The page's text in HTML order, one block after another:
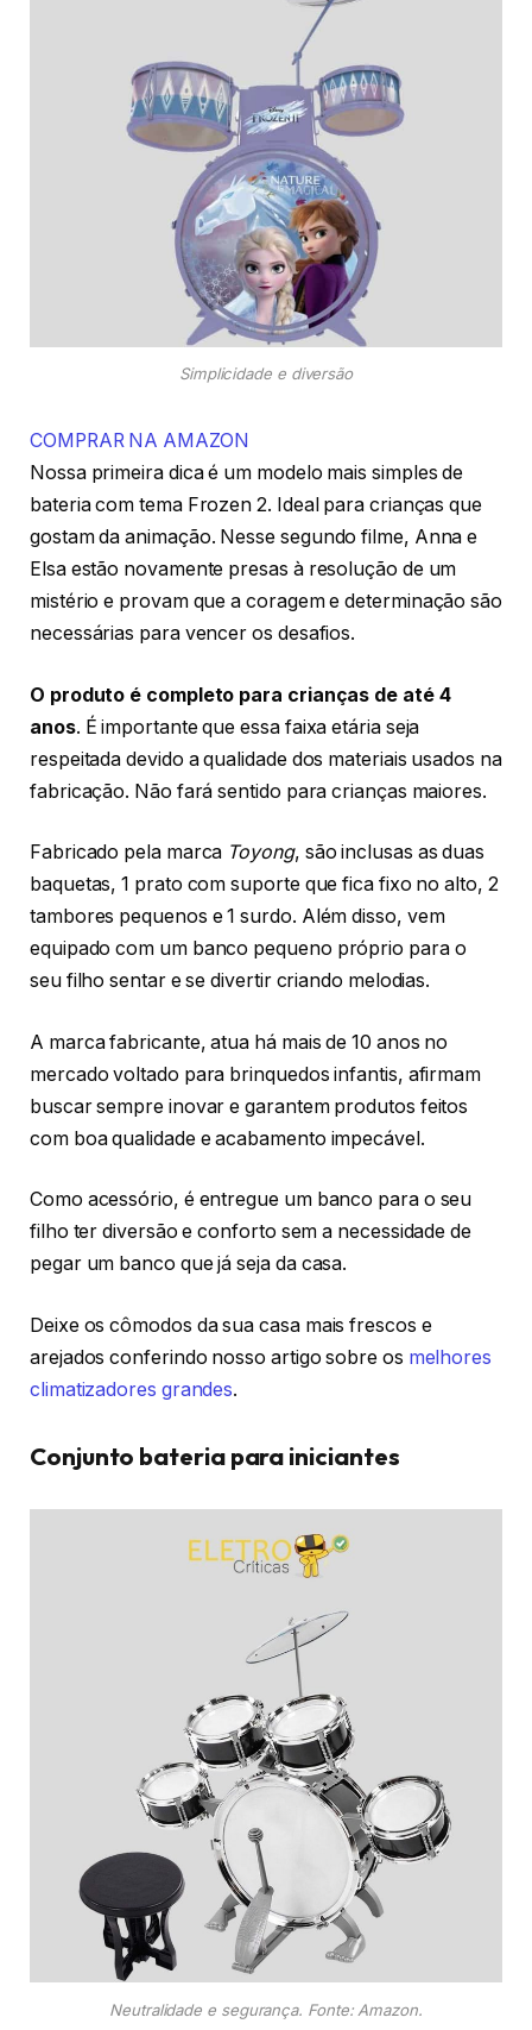
Simplicidade e diversão
COMPRAR NA AMAZON
Nossa primeira dica é um modelo mais simples de
bateria com tema Frozen 2. Ideal para crianças que
gostam da animação. Nesse segundo filme, Anna e
Elsa estão novamente presas à resolução de um
mistério e provam que a coragem e determinação são
necessárias para vencer os desafios.
O produto é completo para crianças de até 4
anos. É importante que essa faixa etária seja
respeitada devido a qualidade dos materiais usados na
fabricação. Não fará sentido para crianças maiores.
Fabricado pela marca Toyong, são inclusas as duas
baquetas, 1 prato com suporte que fica fixo no alto, 2
tambores pequenos e 1 surdo. Além disso, vem
equipado com um banco pequeno próprio para o
seu filho sentar e se divertir criando melodias.
A marca fabricante, atua há mais de 10 anos no
mercado voltado para brinquedos infantis, afirmam
buscar sempre inovar e garantem produtos feitos
com boa qualidade e acabamento impecável.
Como acessório, é entregue um banco para o seu
filho ter diversão e conforto sem a necessidade de
pegar um banco que já seja da casa.
Deixe os cômodos da sua casa mais frescos e
arejados conferindo nosso artigo sobre os melhores
climatizadores grandes.
Conjunto bateria para iniciantes
Neutralidade e segurança. Fonte: Amazon.